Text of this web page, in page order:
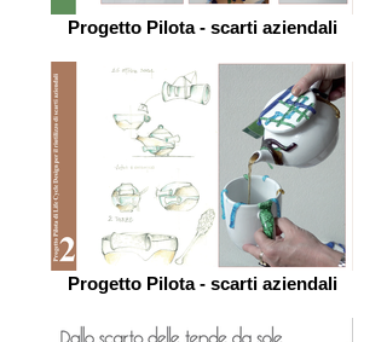
Progetto Pilota - scarti aziendali
Progetto Pilota - scarti aziendali